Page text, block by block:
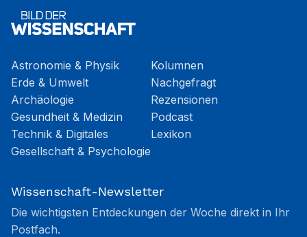
Astronomie & Physik
Erde & Umwelt
Archäologie
Gesundheit & Medizin
Technik & Digitales
Gesellschaft & Psychologie
Kolumnen
Nachgefragt
Rezensionen
Podcast
Lexikon
Wissenschaft-Newsletter
Die wichtigsten Entdeckungen der Woche direkt in Ihr
Postfach.